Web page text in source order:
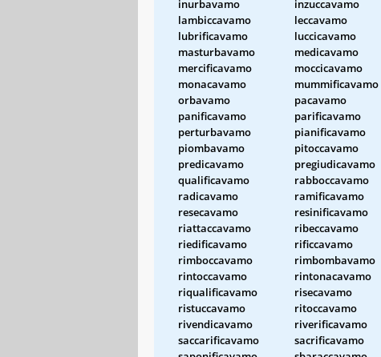
inurbavamo
inzuccavamo
lambiccavamo
leccavamo
lubrificavamo
luccicavamo
masturbavamo
medicavamo
mercificavamo
moccicavamo
monacavamo
mummificavamo
orbavamo
pacavamo
panificavamo
parificavamo
perturbavamo
pianificavamo
piombavamo
pitoccavamo
predicavamo
pregiudicavamo
qualificavamo
rabboccavamo
radicavamo
ramificavamo
resecavamo
resinificavamo
riattaccavamo
ribeccavamo
riedificavamo
rificcavamo
rimboccavamo
rimbombavamo
rintoccavamo
rintonacavamo
riqualificavamo
risecavamo
ristuccavamo
ritoccavamo
rivendicavamo
riverificavamo
saccarificavamo
sacrificavamo